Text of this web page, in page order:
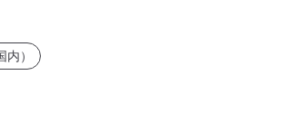
）